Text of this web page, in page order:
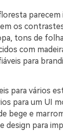
os
tons de
com
para
para vários
para um UI
bege e
design para